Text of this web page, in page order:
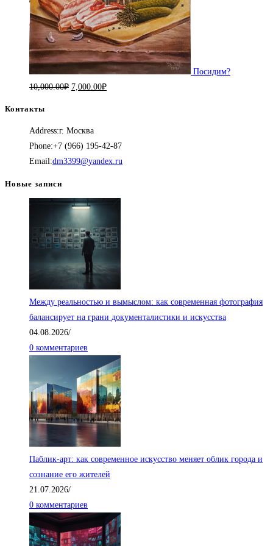
Посидим?
10,000.00₽ Первоначальная
10,000.00₽.
7,000.00₽Текущая
Контакты
Address:г. Москва
Phone:+7 (966) 195-42-87
Email:dm3399@yandex.ru
Новые записи
Между реальностью и вымыслом: как современная фотография
балансирует на грани документалистики и искусства
04.08.2026/
0 комментариев
Паблик-арт: как современное искусство меняет облик города и
сознание его жителей
21.07.2026/
0 комментариев